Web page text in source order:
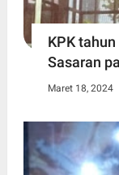
KPK
Sasaran
Maret 18, 2024